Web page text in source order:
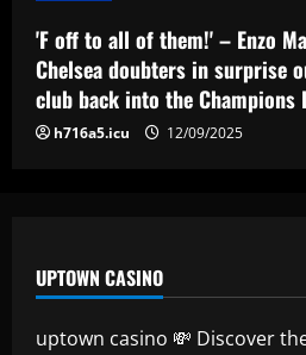
5 12/09/2025
'F off to all of them!' – Enzo
Chelsea doubters in surprise
club back into the Champions
h716a5.icu 12/09/2025
UPTOWN CASINO
uptown casino 💸 Discover